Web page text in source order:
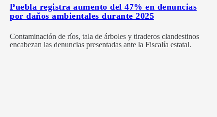
Puebla registra aumento del 47% en denuncias
por daños ambientales durante 2025
Contaminación de ríos, tala de árboles y tiraderos clandestinos
encabezan las denuncias presentadas ante la Fiscalía estatal.